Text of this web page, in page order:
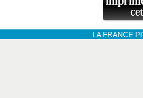
LA FRANCE